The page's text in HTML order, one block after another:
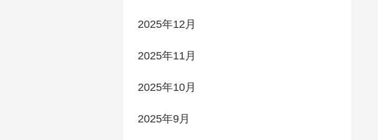
2025年12月
2025年11月
2025年10月
2025年9月